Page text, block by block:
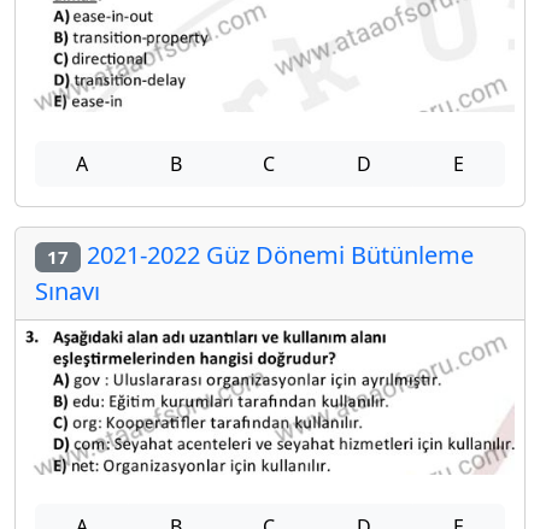
A B C D E
17 2021-2022 Güz Dönemi Bütünleme
Sınavı